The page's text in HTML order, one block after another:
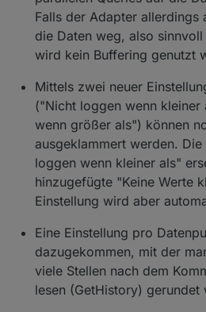
Falls der Adapter allerdings
die Daten weg, also
wird kein Buffering genutzt
Mittels zwei neuer
("Nicht loggen wenn
wenn größer als") können
ausgeklammert werden.
loggen wenn kleiner als"
hinzugefügte "Keine Werte
Einstellung wird aber
Eine Einstellung pro
dazugekommen, mit der
viele Stellen nach dem
lesen (GetHistory) gerundet